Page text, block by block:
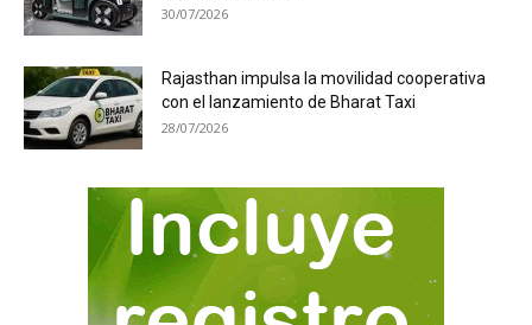
30/07/2026
Rajasthan impulsa la movilidad cooperativa
con el lanzamiento de Bharat Taxi
28/07/2026